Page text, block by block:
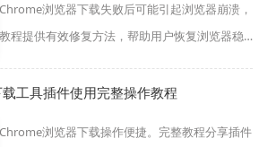
Chrome浏览器下载失败后可能引起浏览器崩溃，
教程提供有效修复方法，帮助用户恢复浏览器稳
工具插件使用完整操作教程
Chrome浏览器下载操作便捷。完整教程分享插件